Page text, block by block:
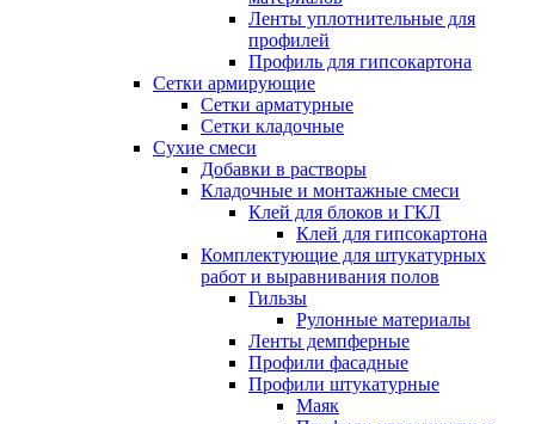
Ленты уплотнительные для
профилей
Профиль для гипсокартона
Сетки армирующие
Сетки арматурные
Сетки кладочные
Сухие смеси
Добавки в растворы
Кладочные и монтажные смеси
Клей для блоков и ГКЛ
Клей для гипсокартона
Комплектующие для штукатурных
работ и выравнивания полов
Гильзы
Рулонные материалы
Ленты демпферные
Профили фасадные
Профили штукатурные
Маяк